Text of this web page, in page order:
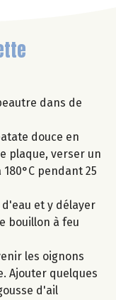
dans de
douce en
plaque, verser un
pendant 25
et y délayer
bouillon à feu
les oignons
Ajouter quelques
d'ail